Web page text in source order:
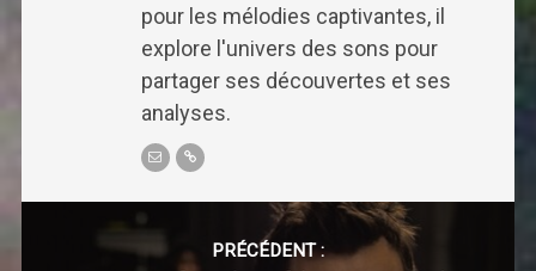
pour les mélodies captivantes, il
explore l'univers des sons pour
partager ses découvertes et ses
analyses.
navigation
PRÉCÉDENT :